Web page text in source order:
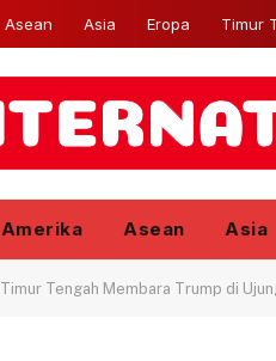
Asean Asia Eropa Timur
Amerika Asean Asia
Timur Tengah Membara Trump di